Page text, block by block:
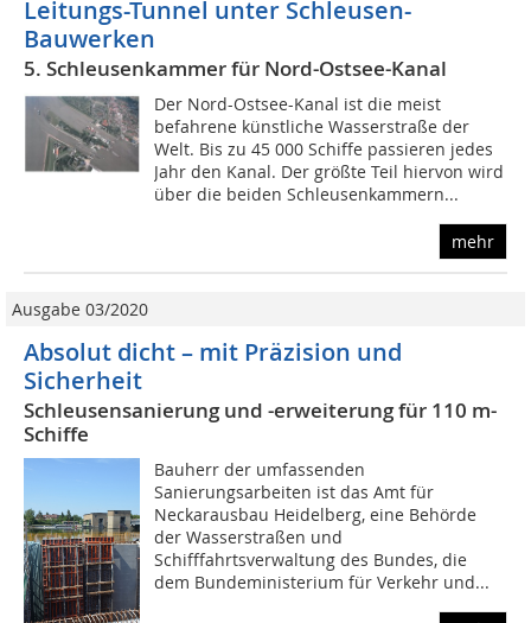
Leitungs-Tunnel unter Schleusen-
Bauwerken
5. Schleusenkammer für Nord-Ostsee-Kanal
Der Nord-Ostsee-Kanal ist die meist
befahrene künstliche Wasserstraße der
Welt. Bis zu 45 000 Schiffe passieren jedes
Jahr den Kanal. Der größte Teil hiervon wird
über die beiden Schleusenkammern...
mehr
Ausgabe 03/2020
Absolut dicht – mit Präzision und
Sicherheit
Schleusensanierung und -erweiterung für 110 m-
Schiffe
Bauherr der umfassenden
Sanierungsarbeiten ist das Amt für
Neckarausbau Heidelberg, eine Behörde
der Wasserstraßen und
Schifffahrtsverwaltung des Bundes, die
dem Bundeministerium für Verkehr und...